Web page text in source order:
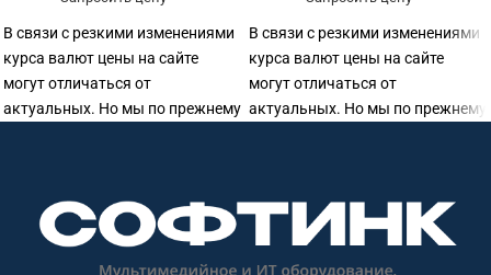
В связи с резкими изменениями
курса валют цены на сайте
могут отличаться от
актуальных. Но мы по прежнему
В связи с резкими изменениями
курса валют цены на сайте
могут отличаться от
актуальных. Но мы по прежнему